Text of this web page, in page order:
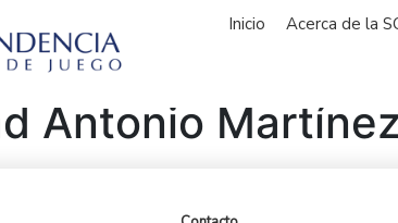
Inicio Acerca de la
Antonio